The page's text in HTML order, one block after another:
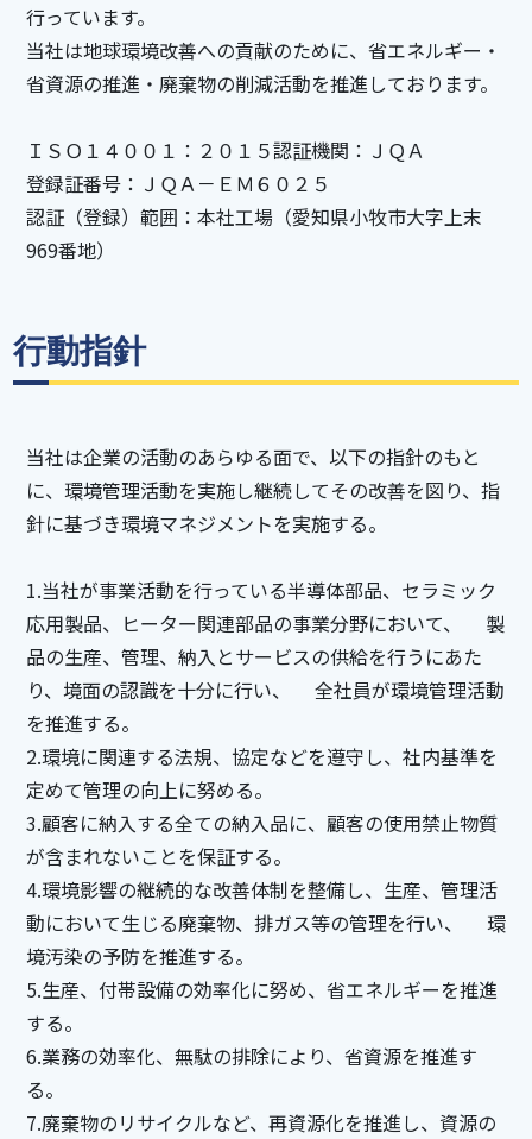
行っています。
当社は地球環境改善への貢献のために、省エネルギー・
省資源の推進・廃棄物の削減活動を推進しております。
ＩＳＯ１４００１：２０１５認証機関：ＪＱＡ
登録証番号：ＪＱＡ－ＥＭ６０２５
認証（登録）範囲：本社工場（愛知県小牧市大字上末
969番地）
行動指針
当社は企業の活動のあらゆる面で、以下の指針のもと
に、環境管理活動を実施し継続してその改善を図り、指
針に基づき環境マネジメントを実施する。
1.当社が事業活動を行っている半導体部品、セラミック
応用製品、ヒーター関連部品の事業分野において、 製
品の生産、管理、納入とサービスの供給を行うにあた
り、境面の認識を十分に行い、 全社員が環境管理活動
を推進する。
2.環境に関連する法規、協定などを遵守し、社内基準を
定めて管理の向上に努める。
3.顧客に納入する全ての納入品に、顧客の使用禁止物質
が含まれないことを保証する。
4.環境影響の継続的な改善体制を整備し、生産、管理活
動において生じる廃棄物、排ガス等の管理を行い、 環
境汚染の予防を推進する。
5.生産、付帯設備の効率化に努め、省エネルギーを推進
する。
6.業務の効率化、無駄の排除により、省資源を推進す
る。
7.廃棄物のリサイクルなど、再資源化を推進し、資源の